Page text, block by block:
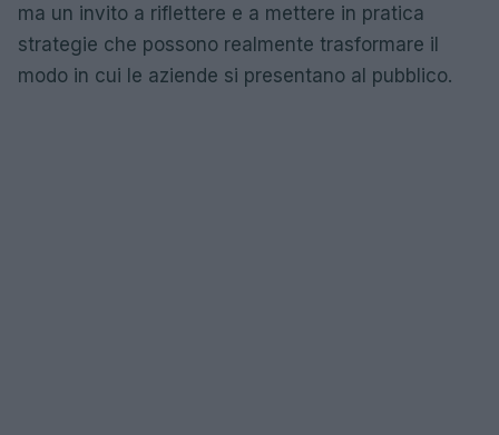
ma un invito a riflettere e a mettere in pratica
strategie che possono realmente trasformare il
modo in cui le aziende si presentano al pubblico.